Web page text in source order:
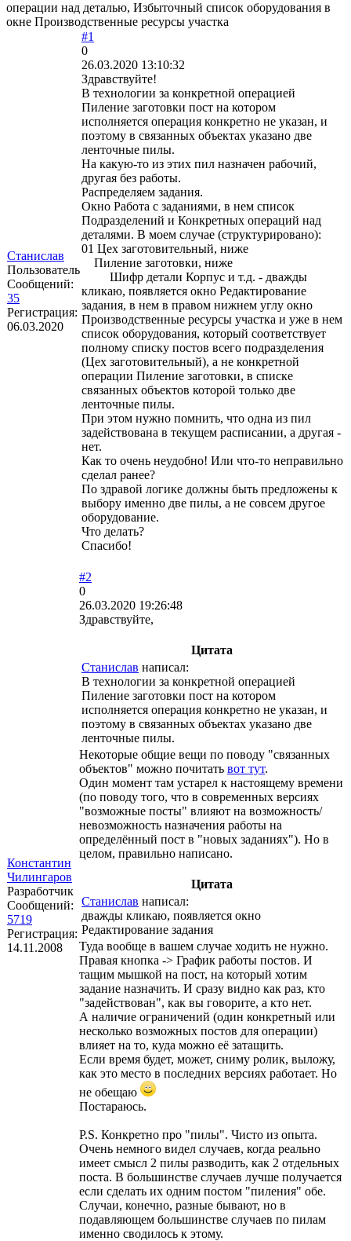
операции над деталью, Избыточный список оборудования в
окне Производственные ресурсы участка
Станислав
Пользователь
Сообщений:
35
Регистрация:
06.03.2020
#1
0
26.03.2020 13:10:32
Здравствуйте!
В технологии за конкретной операцией
Пиление заготовки пост на котором
исполняется операция конкретно не указан, и
поэтому в связанных объектах указано две
ленточные пилы.
На какую-то из этих пил назначен рабочий,
другая без работы.
Распределяем задания.
Окно Работа с заданиями, в нем список
Подразделений и Конкретных операций над
деталями. В моем случае (структурировано):
01 Цех заготовительный, ниже
Пиление заготовки, ниже
Шифр детали Корпус и т.д. - дважды
кликаю, появляется окно Редактирование
задания, в нем в правом нижнем углу окно
Производственные ресурсы участка и уже в нем
список оборудования, который соответствует
полному списку постов всего подразделения
(Цех заготовительный), а не конкретной
операции Пиление заготовки, в списке
связанных объектов которой только две
ленточные пилы.
При этом нужно помнить, что одна из пил
задействована в текущем расписании, а другая -
нет.
Как то очень неудобно! Или что-то неправильно
сделал ранее?
По здравой логике должны быть предложены к
выбору именно две пилы, а не совсем другое
оборудование.
Что делать?
Спасибо!
Константин
Чилингаров
Разработчик
Сообщений:
5719
Регистрация:
14.11.2008
#2
0
26.03.2020 19:26:48
Здравствуйте,
Цитата
Станислав написал:
В технологии за конкретной операцией
Пиление заготовки пост на котором
исполняется операция конкретно не указан, и
поэтому в связанных объектах указано две
ленточные пилы.
Некоторые общие вещи по поводу "связанных
объектов" можно почитать вот тут.
Один момент там устарел к настоящему времени
(по поводу того, что в современных версиях
"возможные посты" влияют на возможность/
невозможность назначения работы на
определённый пост в "новых заданиях"). Но в
целом, правильно написано.
Цитата
Станислав написал:
дважды кликаю, появляется окно
Редактирование задания
Туда вообще в вашем случае ходить не нужно.
Правая кнопка -> График работы постов. И
тащим мышкой на пост, на который хотим
задание назначить. И сразу видно как раз, кто
"задействован", как вы говорите, а кто нет.
А наличие ограничений (один конкретный или
несколько возможных постов для операции)
влияет на то, куда можно её затащить.
Если время будет, может, сниму ролик, выложу,
как это место в последних версиях работает. Но
не обещаю
Постараюсь.
P.S. Конкретно про "пилы". Чисто из опыта.
Очень немного видел случаев, когда реально
имеет смысл 2 пилы разводить, как 2 отдельных
поста. В большинстве случаев лучше получается
если сделать их одним постом "пиления" обе.
Случаи, конечно, разные бывают, но в
подавляющем большинстве случаев по пилам
именно сводилось к этому.